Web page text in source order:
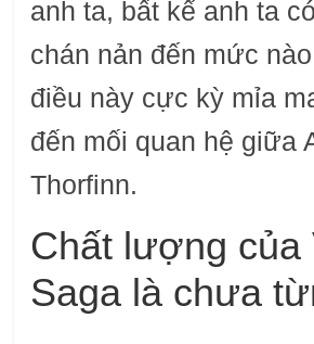
anh ta, bất kể anh ta
chán nản đến mức
điều này cực kỳ mỉa
đến mối quan hệ giữa
Thorfinn.
Chất lượng của
Saga là chưa